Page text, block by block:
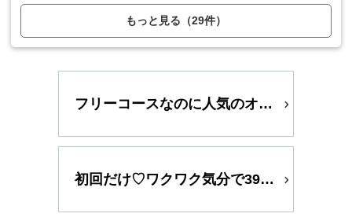
素股
もっと見る（29件）
フリーコースなのに人気のオプション4種ができちゃうんです！
初回だけ♡ワクワク気分で39デビュー！